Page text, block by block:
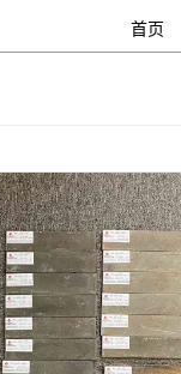
首页